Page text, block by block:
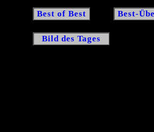
Best of Best Best-
Bild des Tages